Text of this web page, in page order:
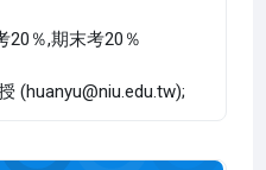
20％,期末考20％
(huanyu@niu.edu.tw);